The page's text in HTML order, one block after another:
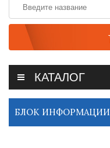
КАТАЛОГ
БЛОК ИНФОРМАЦИИ